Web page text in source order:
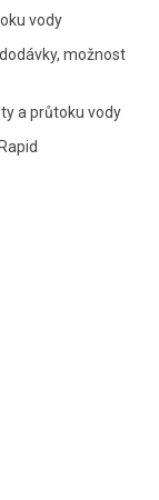
vody
možnost
a průtoku vody